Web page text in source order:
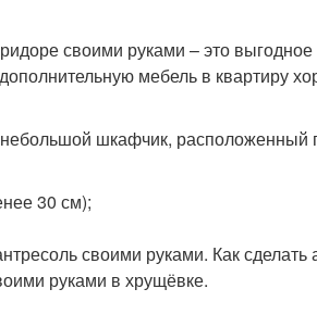
своими руками – это
мебель в квартиру
шкафчик, расположенный
30 см);